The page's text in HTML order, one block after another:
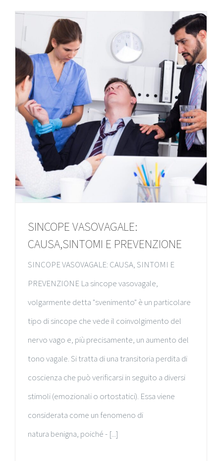
SINCOPE VASOVAGALE:
CAUSA,SINTOMI E PREVENZIONE
SINCOPE VASOVAGALE: CAUSA, SINTOMI E
PREVENZIONE La sincope vasovagale,
volgarmente detta "svenimento" è un particolare
tipo di sincope che vede il coinvolgimento del
nervo vago e, più precisamente, un aumento del
tono vagale. Si tratta di una transitoria perdita di
coscienza che può verificarsi in seguito a diversi
stimoli (emozionali o ortostatici). Essa viene
considerata come un fenomeno di
natura benigna, poiché - [...]